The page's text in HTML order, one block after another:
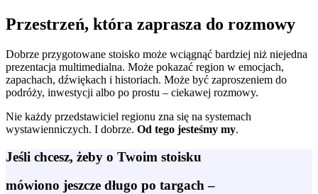
Przestrzeń, która zaprasza do rozmowy
Dobrze przygotowane stoisko może wciągnąć bardziej niż niejedna
prezentacja multimedialna. Może pokazać region w emocjach,
zapachach, dźwiękach i historiach. Może być zaproszeniem do
podróży, inwestycji albo po prostu – ciekawej rozmowy.
Nie każdy przedstawiciel regionu zna się na systemach
wystawienniczych. I dobrze. Od tego jesteśmy my.
Jeśli chcesz, żeby o Twoim stoisku
mówiono jeszcze długo po targach –